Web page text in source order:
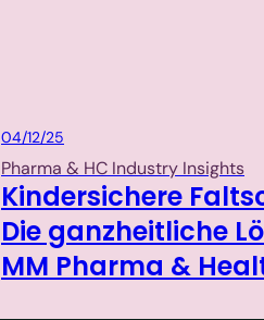
Packaging
04/12/25
Pharma & HC Industry Insights
Kindersichere
Die ganzheitliche
MM Pharma &